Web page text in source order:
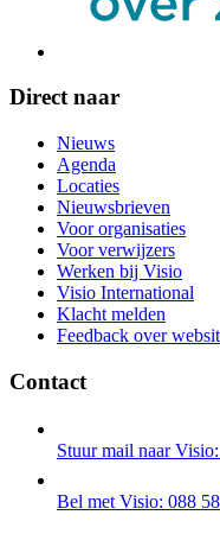
Direct naar
Nieuws
Agenda
Locaties
Nieuwsbrieven
Voor organisaties
Voor verwijzers
Werken bij Visio
Visio International
Klacht melden
Feedback over
Contact
Stuur mail naar
Bel met Visio: 088